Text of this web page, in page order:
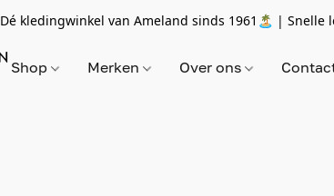
Dé kledingwinkel van Ameland sinds 1961🏝 |
Shop Merken Over ons